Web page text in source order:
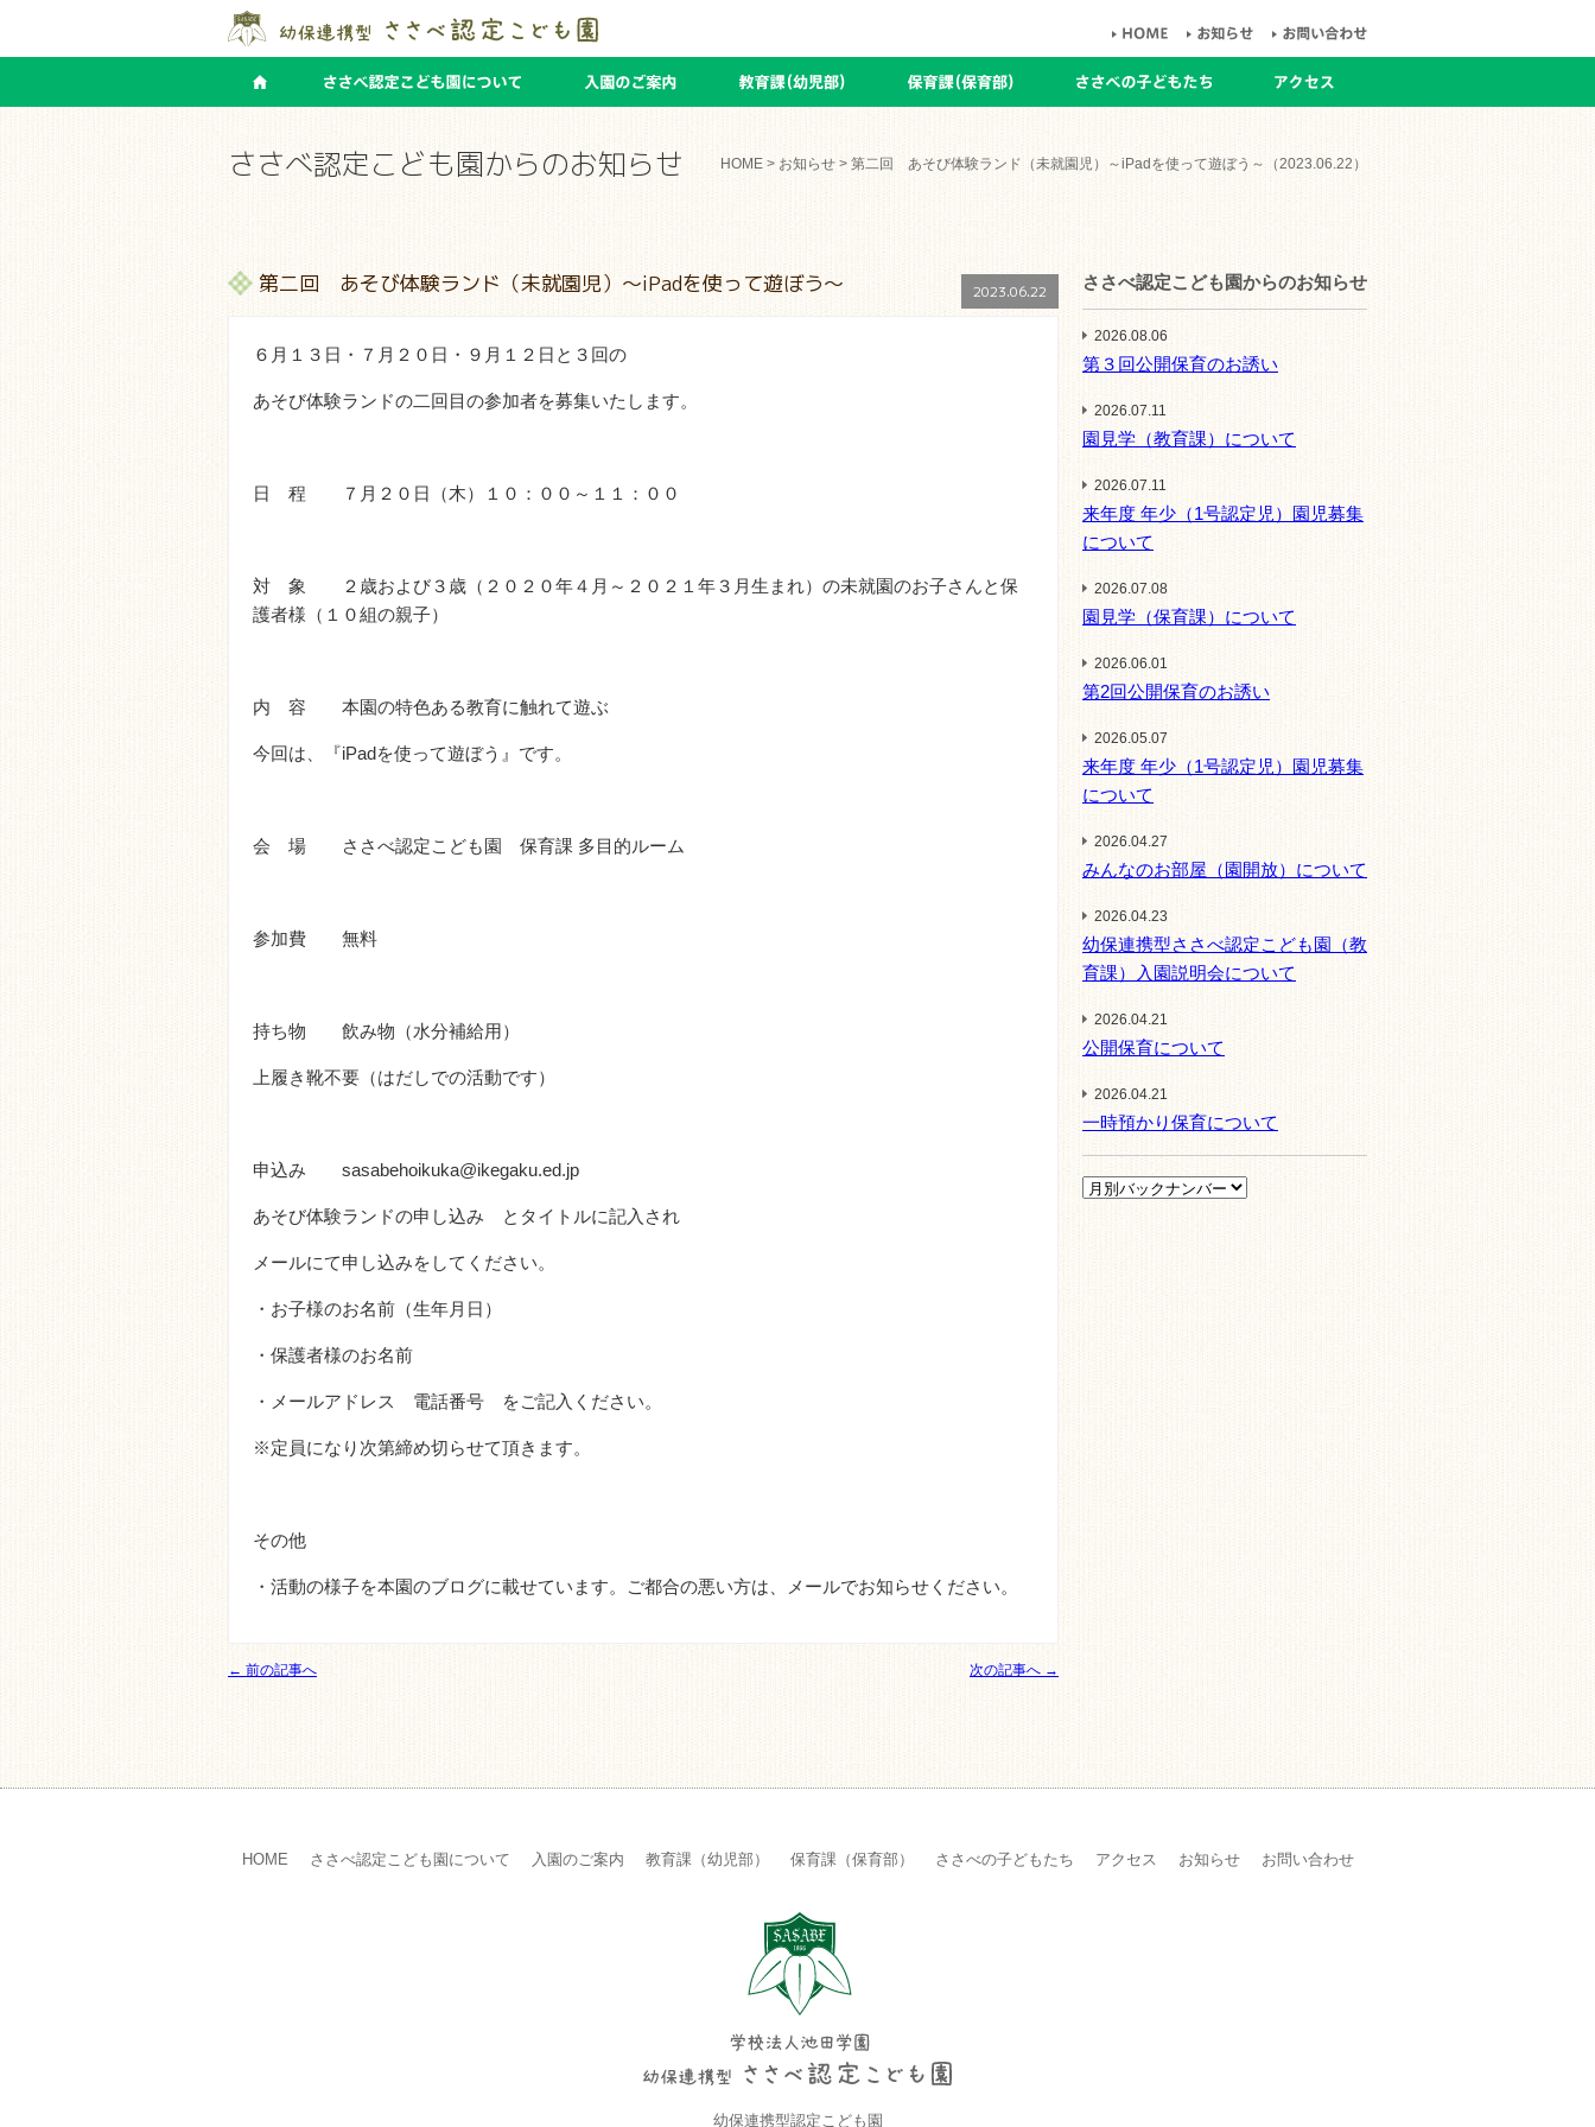
ささべ認定こども園からのお知らせ HOME > お知らせ > 第二回 あそび体験ランド（未就園児）～iPadを使って遊ぼう～（2023.06.22）
第二回 あそび体験ランド（未就園児）～iPadを使って遊ぼう～ 2023.06.22
６月１３日・７月２０日・９月１２日と３回の
あそび体験ランドの二回目の参加者を募集いたします。
日 程 ７月２０日（木）１０：００～１１：００
対 象 ２歳および３歳（２０２０年４月～２０２１年３月生まれ）の未就園のお子さんと保
護者様（１０組の親子）
内 容 本園の特色ある教育に触れて遊ぶ
今回は、『iPadを使って遊ぼう』です。
会 場 ささべ認定こども園 保育課 多目的ルーム
参加費 無料
持ち物 飲み物（水分補給用）
上履き靴不要（はだしでの活動です）
申込み sasabehoikuka@ikegaku.ed.jp
あそび体験ランドの申し込み とタイトルに記入され
メールにて申し込みをしてください。
・お子様のお名前（生年月日）
・保護者様のお名前
・メールアドレス 電話番号 をご記入ください。
※定員になり次第締め切らせて頂きます。
その他
・活動の様子を本園のブログに載せています。ご都合の悪い方は、メールでお知らせください。
← 前の記事へ 次の記事へ →
ささべ認定こども園からのお知らせ
2026.08.06
第３回公開保育のお誘い
2026.07.11
園見学（教育課）について
2026.07.11
来年度 年少（1号認定児）園児募集
について
2026.07.08
園見学（保育課）について
2026.06.01
第2回公開保育のお誘い
2026.05.07
来年度 年少（1号認定児）園児募集
について
2026.04.27
みんなのお部屋（園開放）について
2026.04.23
幼保連携型ささべ認定こども園（教
育課）入園説明会について
2026.04.21
公開保育について
2026.04.21
一時預かり保育について
HOME ささべ認定こども園について 入園のご案内 教育課（幼児部） 保育課（保育部） ささべの子どもたち アクセス お知らせ お問い合わせ
幼保連携型認定こども園